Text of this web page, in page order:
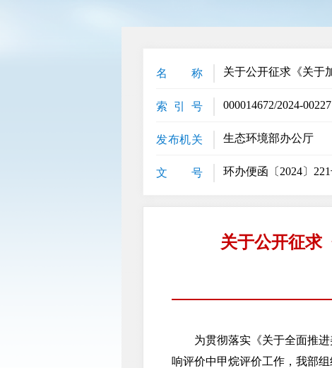
名 称 关于公开征求《关于
索 引 号 000014672/2024-00227
发布机关 生态环境部办公厅
文 号 环办便函〔2024〕
关于公开征求
为贯彻落实《关于全面推进
响评价中甲烷评价工作，我部